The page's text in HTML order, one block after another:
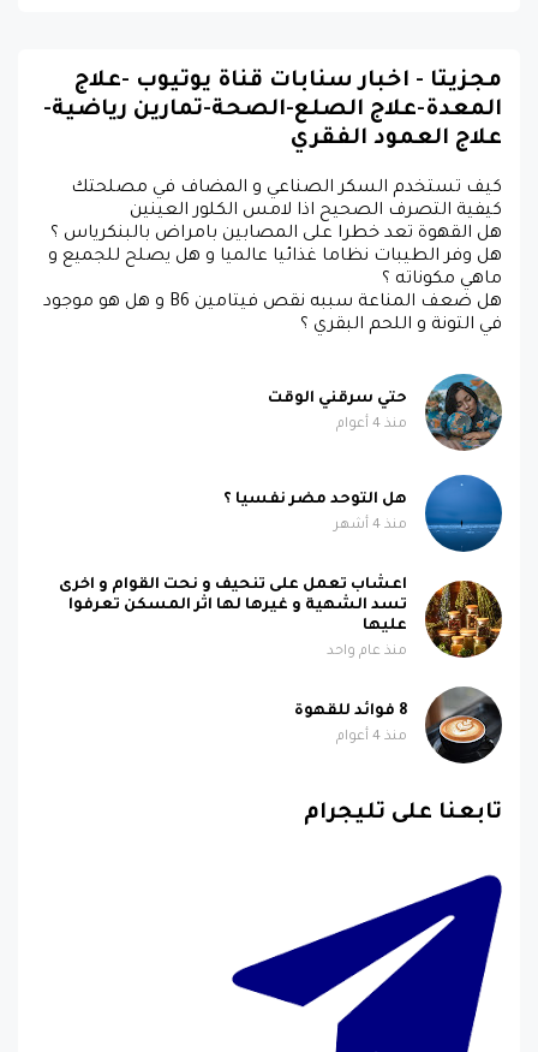
مجزيتا - اخبار سنابات قناة يوتيوب -علاج
المعدة-علاج الصلع-الصحة-تمارين رياضية-
علاج العمود الفقري
كيف تستخدم السكر الصناعي و المضاف في مصلحتك
كيفية التصرف الصحيح اذا لامس الكلور العينين
هل القهوة تعد خطرا على المصابين بامراض بالبنكرياس ؟
هل وفر الطيبات نظاما غذائيا عالميا و هل يصلح للجميع و
ماهي مكوناته ؟
هل ضعف المناعة سببه نقص فيتامين B6 و هل هو موجود
في التونة و اللحم البقري ؟
حتي سرقني الوقت
منذ 4 أعوام
هل التوحد مضر نفسيا ؟
منذ 4 أشهر
اعشاب تعمل على تنحيف و نحت القوام و اخرى
تسد الشهية و غيرها لها اثر المسكن تعرفوا
عليها
منذ عام واحد
8 فوائد للقهوة
منذ 4 أعوام
تابعنا على تليجرام